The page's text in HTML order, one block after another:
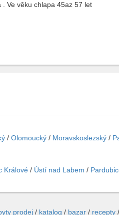
Ve věku chlapa 45az 57 let
/ Olomoucký / Moravskoslezský /
Králové / Ústí nad Labem /
prodej / katalog / bazar / recepty /